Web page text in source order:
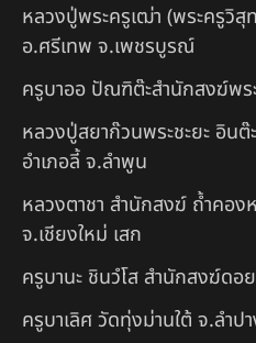
หลวงปู่พระครูเฒ่า (พระครูวิ
อ.ศรีเทพ จ.เพชรบูรณ์
ครูบาออ ปัณฑิต๊ะสำนักสงฆ์พร
หลวงปู่สยาก๊วนพระชะยะ อิน
อำเภอลี้ จ.ลำพูน
หลวงตาชา สำนักสงฆ์ ถ้ำคอง
จ.เชียงใหม่ เสก
ครูบานะ ชินวํโส สำนักสงฆ์ด
ครูบาเลิศ วัดทุ่งม่านใต้ จ.ลำป